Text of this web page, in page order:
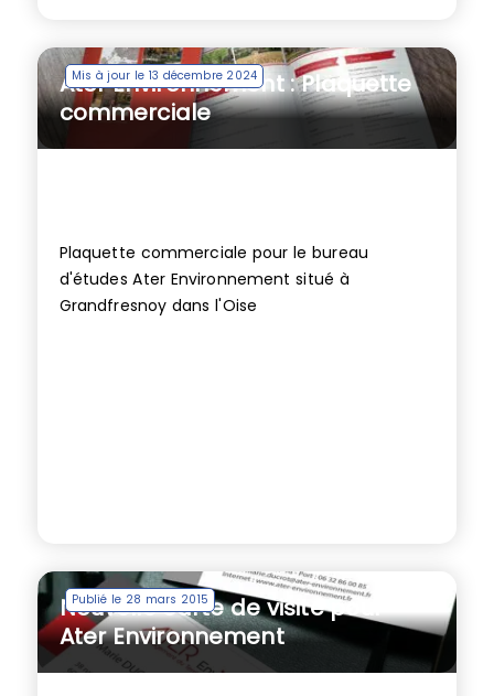
Mis à jour le 13 décembre 2024
Ater Environnement : Plaquette
commerciale
Plaquette commerciale pour le bureau
d'études Ater Environnement situé à
Grandfresnoy dans l'Oise
Publié le 28 mars 2015
Nouvelle carte de visite pour
Ater Environnement